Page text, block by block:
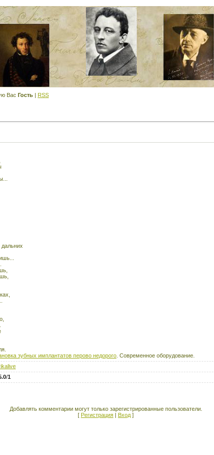
Вас Гость | RSS
зубных имплантатов перово недорого . Современное оборудование.
/1
Добавлять комментарии могут только зарегистрированные пользователи.
[ Регистрация | Вход ]